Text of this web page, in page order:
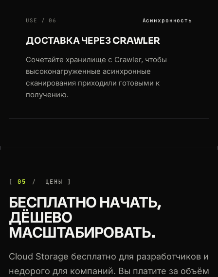
USE / 06 Асинхронность
ДОСТАВКА ЧЕРЕЗ CRAWLER
Сочетайте хранилище с Crawler, чтобы
высоконагруженные асинхронные
сканирования приходили готовыми к
получению.
05 ЦЕНЫ
БЕСПЛАТНО НАЧАТЬ,
ДЁШЕВО
МАСШТАБИРОВАТЬ.
Cloud Storage бесплатно для разработчиков и
недорого для компаний. Вы платите за объём